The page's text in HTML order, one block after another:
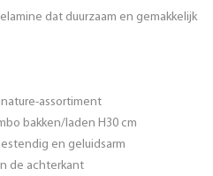
dat duurzaam en gemakkelijk
assortiment
bakken/laden H30 cm
en geluidsarm
de achterkant